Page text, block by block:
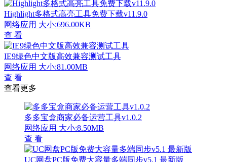
Highlight多格式高亮工具免费下载v11.9.0
网络应用 大小:696.00KB
查 看
IE9绿色中文版高效兼容测试工具
网络应用 大小:81.00MB
查 看
查看更多
多多宝盒商家必备运营工具v1.0.2
网络应用 大小:8.50MB
查 看
UC网盘PC版免费大容量多端同步v5.1 最新版